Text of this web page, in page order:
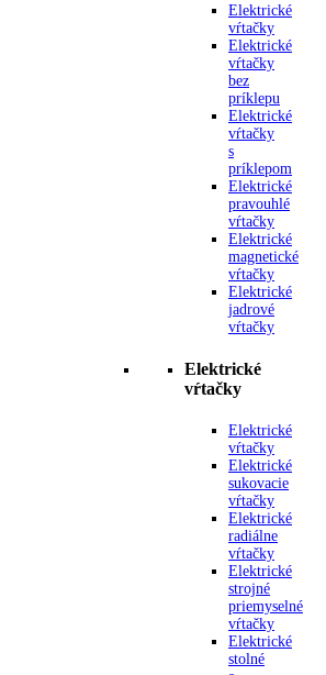
Elektrické
vŕtačky
Elektrické
vŕtačky
bez
príklepu
Elektrické
vŕtačky
s
príklepom
Elektrické
pravouhlé
vŕtačky
Elektrické
magnetické
vŕtačky
Elektrické
jadrové
vŕtačky
Elektrické
vŕtačky
Elektrické
vŕtačky
Elektrické
sukovacie
vŕtačky
Elektrické
radiálne
vŕtačky
Elektrické
strojné
priemyselné
vŕtačky
Elektrické
stolné